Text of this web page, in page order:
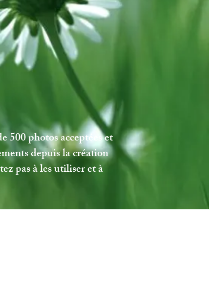
500 photos acceptées et
depuis la création
pas à les utiliser et à